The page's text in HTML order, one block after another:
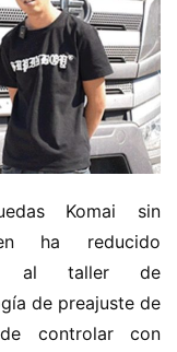
Komai sin
ha reducido
al taller de
de preajuste de
controlar con